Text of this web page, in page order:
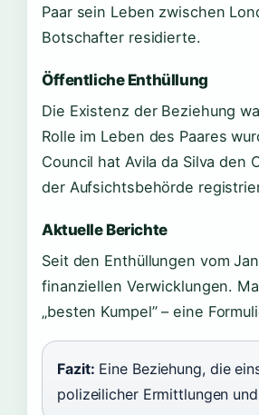
Paar sein Leben zwischen
Botschafter residierte.
Öffentliche Enthüllung
Die Existenz der Beziehung
Rolle im Leben des Paares
Council hat Avila da Silva den
der Aufsichtsbehörde
Aktuelle Berichte
Seit den Enthüllungen vom
finanziellen Verwicklungen.
„besten Kumpel” – eine
Fazit: Eine Beziehung, die
polizeilicher Ermittlungen